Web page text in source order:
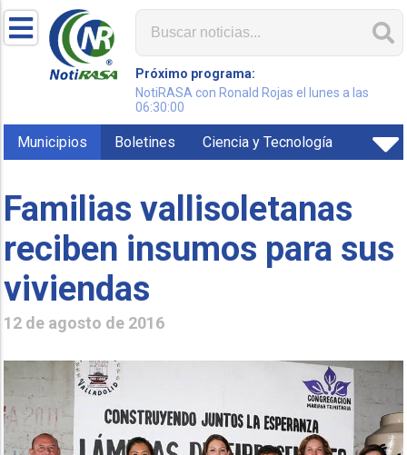
Próximo programa:
NotiRASA con Ronald Rojas el lunes a las
06:30:00
Municipios Boletines Ciencia y Tecnología
Familias vallisoletanas
reciben insumos para sus
viviendas
12 de agosto de 2016